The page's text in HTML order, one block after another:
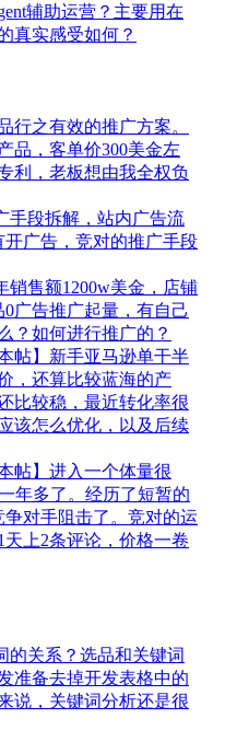
辅助运营？主要用在
真实感受如何？
行之有效的推广方案。
品，客单价300美金左
利，老板想由我全权负
手段拆解，站内广告流
广告，竞对的推广手段
销售额1200w美金，店铺
广告推广起量，有自己
？如何进行推广的？
帖】新手亚马逊单干半
，还算比较蓝海的产
比较稳，最近转化率很
该怎么优化，以及后续
帖】进入一个体量很
年多了。经历了短暂的
对手阻击了。竞对的运
上2条评论，价格一卷
的关系？选品和关键词
准备去掉开发表格中的
说，关键词分析还是很